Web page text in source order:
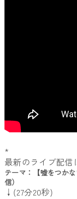
*
最新のライブ配信
テーマ：【嘘をつか
信）
↓(27分20秒)